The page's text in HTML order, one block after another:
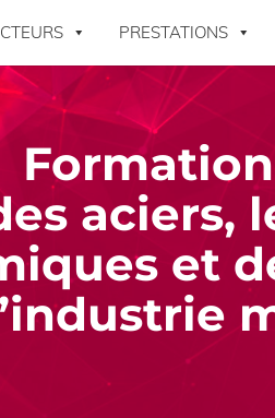
PRESTATIONS
aciers,
et